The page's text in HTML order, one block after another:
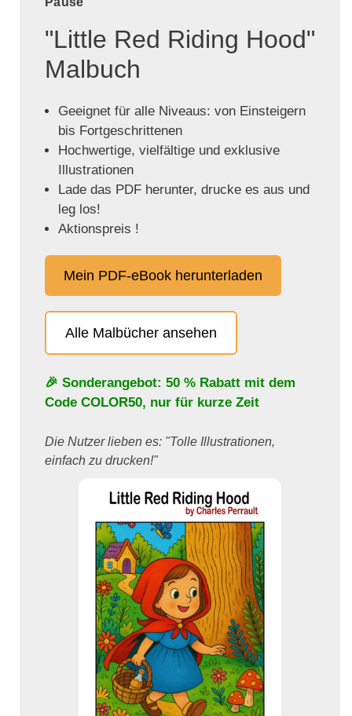
"Little Red Riding Hood"
Malbuch
Geeignet für alle Niveaus: von Einsteigern
bis Fortgeschrittenen
Hochwertige, vielfältige und exklusive
Illustrationen
Lade das PDF herunter, drucke es aus und
leg los!
Aktionspreis !
Mein PDF-eBook herunterladen
Alle Malbücher ansehen
🎉 Sonderangebot: 50 % Rabatt mit dem
Code COLOR50, nur für kurze Zeit
Die Nutzer lieben es: "Tolle Illustrationen,
einfach zu drucken!"